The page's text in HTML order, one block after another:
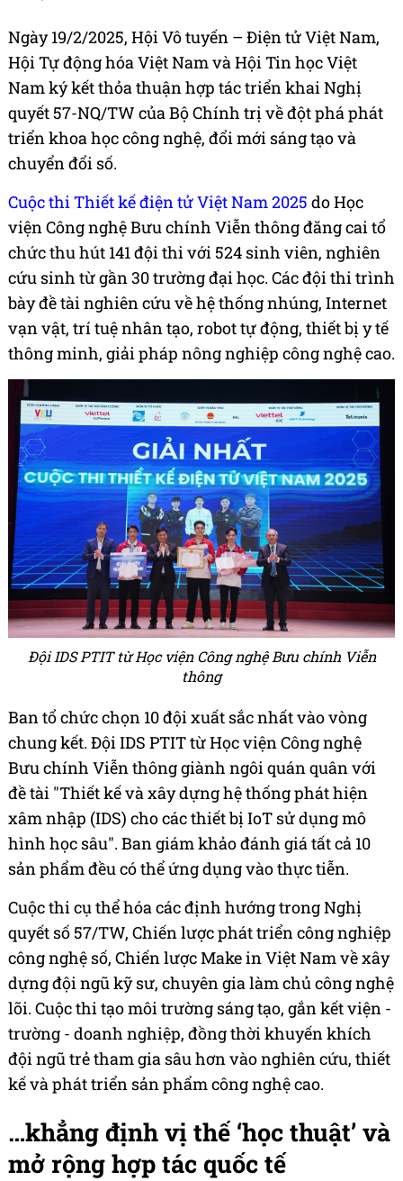
Ngày 19/2/2025, Hội Vô tuyến – Điện tử Việt Nam,
Hội Tự động hóa Việt Nam và Hội Tin học Việt
Nam ký kết thỏa thuận hợp tác triển khai Nghị
quyết 57-NQ/TW của Bộ Chính trị về đột phá phát
triển khoa học công nghệ, đổi mới sáng tạo và
chuyển đổi số.
Cuộc thi Thiết kế điện tử Việt Nam 2025 do Học
viện Công nghệ Bưu chính Viễn thông đăng cai tổ
chức thu hút 141 đội thi với 524 sinh viên, nghiên
cứu sinh từ gần 30 trường đại học. Các đội thi trình
bày đề tài nghiên cứu về hệ thống nhúng, Internet
vạn vật, trí tuệ nhân tạo, robot tự động, thiết bị y tế
thông minh, giải pháp nông nghiệp công nghệ cao.
Đội IDS PTIT từ Học viện Công nghệ Bưu chính Viễn
thông
Ban tổ chức chọn 10 đội xuất sắc nhất vào vòng
chung kết. Đội IDS PTIT từ Học viện Công nghệ
Bưu chính Viễn thông giành ngôi quán quân với
đề tài "Thiết kế và xây dựng hệ thống phát hiện
xâm nhập (IDS) cho các thiết bị IoT sử dụng mô
hình học sâu". Ban giám khảo đánh giá tất cả 10
sản phẩm đều có thể ứng dụng vào thực tiễn.
Cuộc thi cụ thể hóa các định hướng trong Nghị
quyết số 57/TW, Chiến lược phát triển công nghiệp
công nghệ số, Chiến lược Make in Việt Nam về xây
dựng đội ngũ kỹ sư, chuyên gia làm chủ công nghệ
lõi. Cuộc thi tạo môi trường sáng tạo, gắn kết viện -
trường - doanh nghiệp, đồng thời khuyến khích
đội ngũ trẻ tham gia sâu hơn vào nghiên cứu, thiết
kế và phát triển sản phẩm công nghệ cao.
…khẳng định vị thế ‘học thuật’ và
mở rộng hợp tác quốc tế